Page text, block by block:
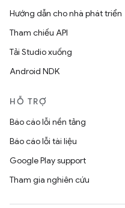
Hướng dẫn cho nhà phát triển
Tham chiếu API
Tải Studio xuống
Android NDK
HỖ TRỢ
Báo cáo lỗi nền tảng
Báo cáo lỗi tài liệu
Google Play support
Tham gia nghiên cứu